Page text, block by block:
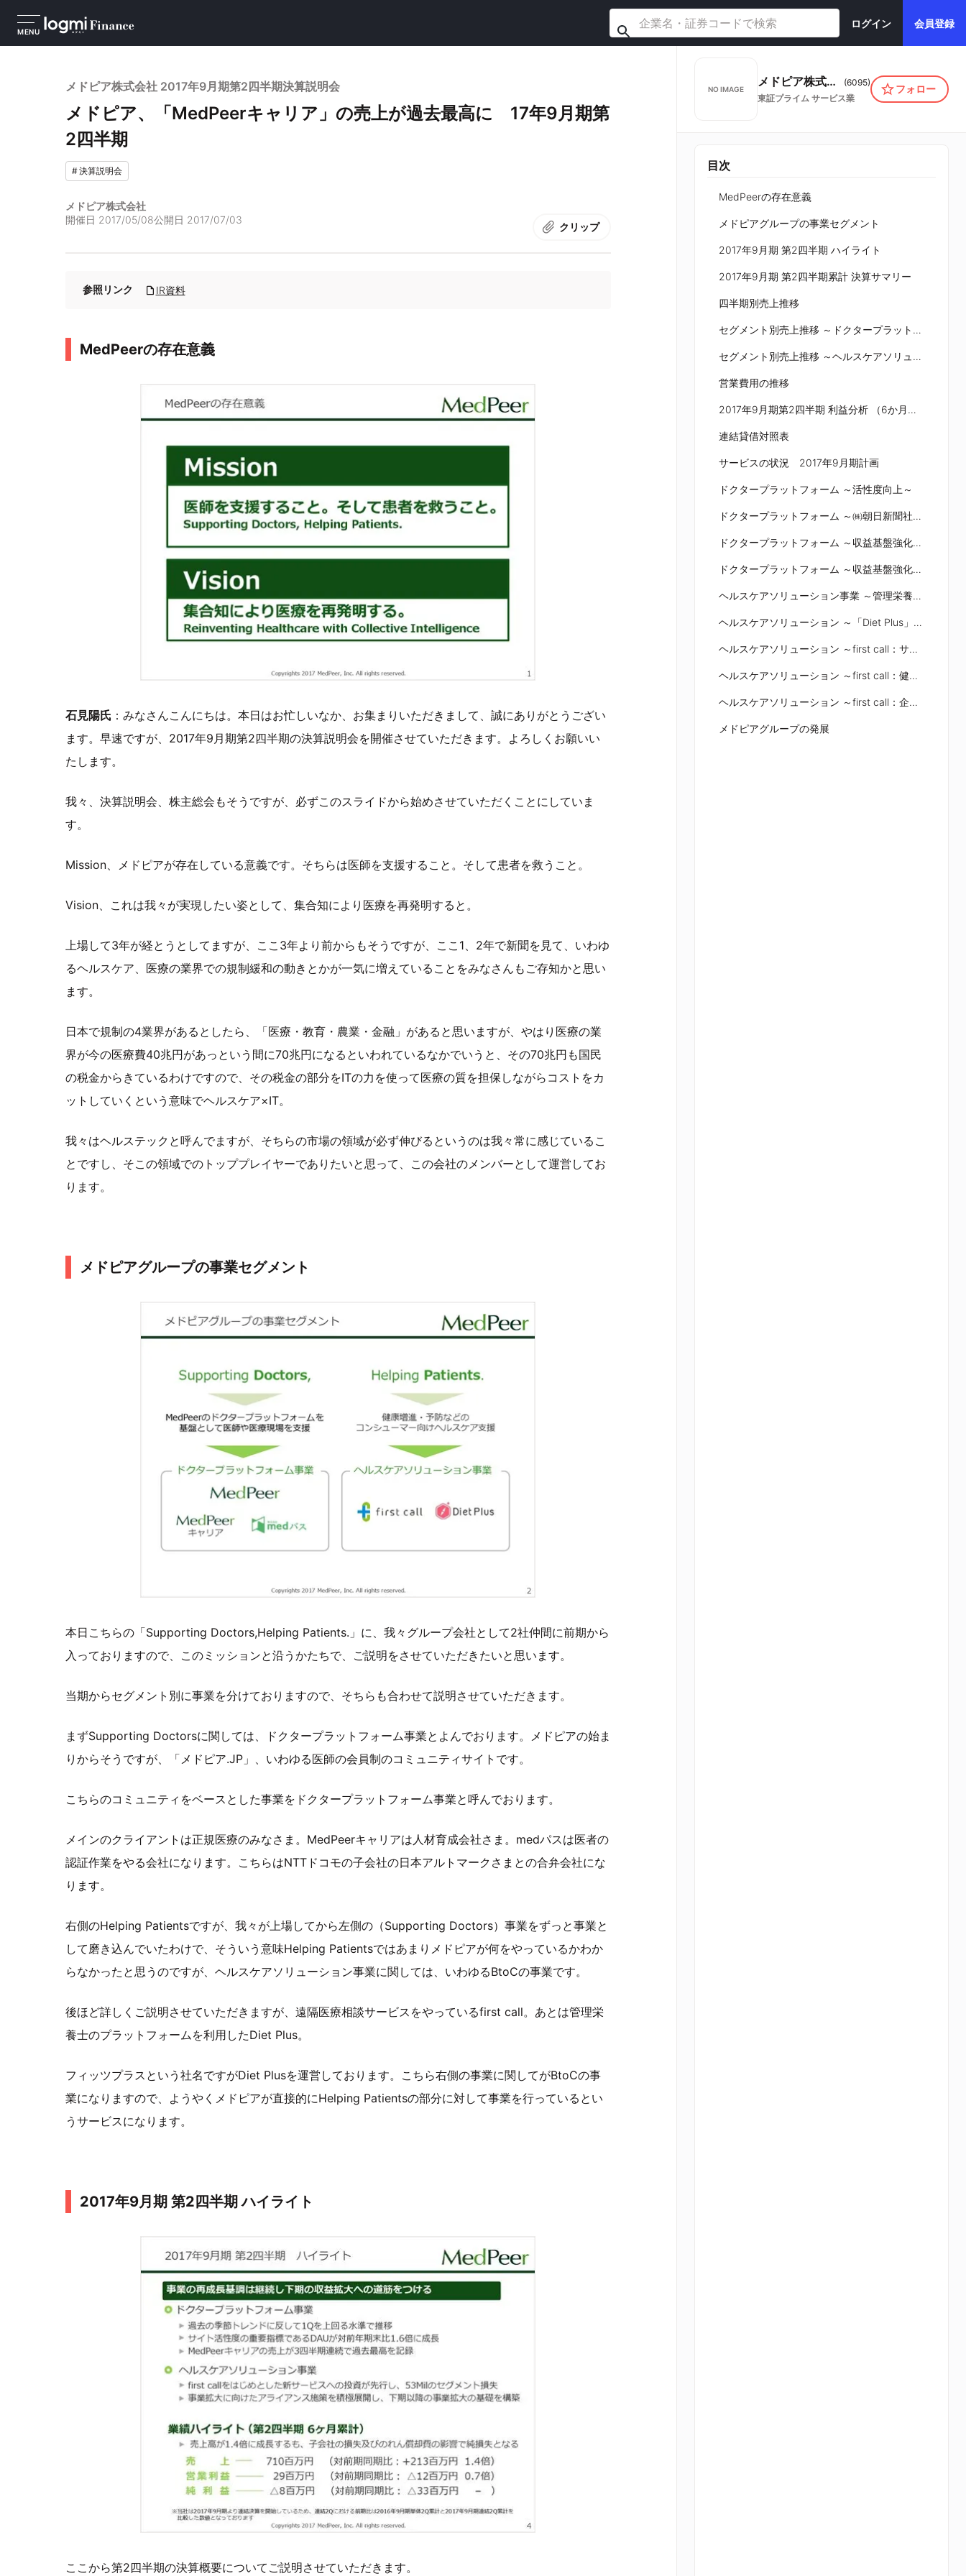
MENU
ログイン 会員登録
メドピア株式会社 2017年9月期第2四半期決算説明会
メドピア、「MedPeerキャリア」の売上が過去最高に 17年9月期第
2四半期
#決算説明会
メドピア株式会社
開催日 2017/05/08公開日 2017/07/03
クリップ
参照リンク IR資料
MedPeerの存在意義
石見陽氏 ：みなさんこんにちは。本日はお忙しいなか、お集まりいただきまして、誠にありがとうござい
ます。早速ですが、2017年9月期第2四半期の決算説明会を開催させていただきます。よろしくお願いい
たします。
我々、決算説明会、株主総会もそうですが、必ずこのスライドから始めさせていただくことにしていま
す。
Mission、メドピアが存在している意義です。そちらは医師を支援すること。そして患者を救うこと。
Vision、これは我々が実現したい姿として、集合知により医療を再発明すると。
上場して3年が経とうとしてますが、ここ3年より前からもそうですが、ここ1、2年で新聞を見て、いわゆ
るヘルスケア、医療の業界での規制緩和の動きとかが一気に増えていることをみなさんもご存知かと思い
ます。
日本で規制の4業界があるとしたら、「医療・教育・農業・金融」があると思いますが、やはり医療の業
界が今の医療費40兆円があっという間に70兆円になるといわれているなかでいうと、その70兆円も国民
の税金からきているわけですので、その税金の部分をITの力を使って医療の質を担保しながらコストをカ
ットしていくという意味でヘルスケア×IT。
我々はヘルステックと呼んでますが、そちらの市場の領域が必ず伸びるというのは我々常に感じているこ
とですし、そこの領域でのトッププレイヤーでありたいと思って、この会社のメンバーとして運営してお
ります。
メドピアグループの事業セグメント
本日こちらの「Supporting Doctors,Helping Patients.」に、我々グループ会社として2社仲間に前期から
入っておりますので、このミッションと沿うかたちで、ご説明をさせていただきたいと思います。
当期からセグメント別に事業を分けておりますので、そちらも合わせて説明させていただきます。
まずSupporting Doctorsに関しては、ドクタープラットフォーム事業とよんでおります。メドピアの始ま
りからそうですが、「メドピア.JP」、いわゆる医師の会員制のコミュニティサイトです。
こちらのコミュニティをベースとした事業をドクタープラットフォーム事業と呼んでおります。
メインのクライアントは正規医療のみなさま。MedPeerキャリアは人材育成会社さま。medパスは医者の
認証作業をやる会社になります。こちらはNTTドコモの子会社の日本アルトマークさまとの合弁会社にな
ります。
右側のHelping Patientsですが、我々が上場してから左側の（Supporting Doctors）事業をずっと事業と
して磨き込んでいたわけで、そういう意味Helping Patientsではあまりメドピアが何をやっているかわか
らなかったと思うのですが、ヘルスケアソリューション事業に関しては、いわゆるBtoCの事業です。
後ほど詳しくご説明させていただきますが、遠隔医療相談サービスをやっているfirst call。あとは管理栄
養士のプラットフォームを利用したDiet Plus。
フィッツプラスという社名ですがDiet Plusを運営しております。こちら右側の事業に関してがBtoCの事
業になりますので、ようやくメドピアが直接的にHelping Patientsの部分に対して事業を行っているとい
うサービスになります。
2017年9月期 第2四半期 ハイライト
ここから第2四半期の決算概要についてご説明させていただきます。
NO IMAGE
メドピア株式会社 (6095)
東証プライム サービス業
フォロー
目次
MedPeerの存在意義
メドピアグループの事業セグメント
2017年9月期 第2四半期 ハイライト
2017年9月期 第2四半期累計 決算サマリー
四半期別売上推移
セグメント別売上推移 ～ドクタープラットフォーム～
セグメント別売上推移 ～ヘルスケアソリューション～
営業費用の推移
2017年9月期第2四半期 利益分析 （6か月累計）
連結貸借対照表
サービスの状況 2017年9月期計画
ドクタープラットフォーム ～活性度向上～
ドクタープラットフォーム ～㈱朝日新聞社との協業～
ドクタープラットフォーム ～収益基盤強化：医師集合知サービス～
ドクタープラットフォーム ～収益基盤強化：医師求人情報サービス～
ヘルスケアソリューション事業 ～管理栄養士によるパーソナルダイエット「ダイエットプラス」～
ヘルスケアソリューション ～「Diet Plus」の認知拡大～
ヘルスケアソリューション ～first call：サービスの利便性と質の向上～
ヘルスケアソリューション ～first call：健保／保険者向けサービス～
ヘルスケアソリューション ～first call：企業／海外駐在員向けサービス～
メドピアグループの発展